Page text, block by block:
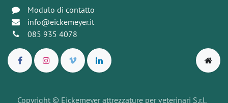
Modulo di contatto
info@eickemeyer.it
085 935 4078
Copyright © Eickemeyer attrezzature per veterinari S.r.l.